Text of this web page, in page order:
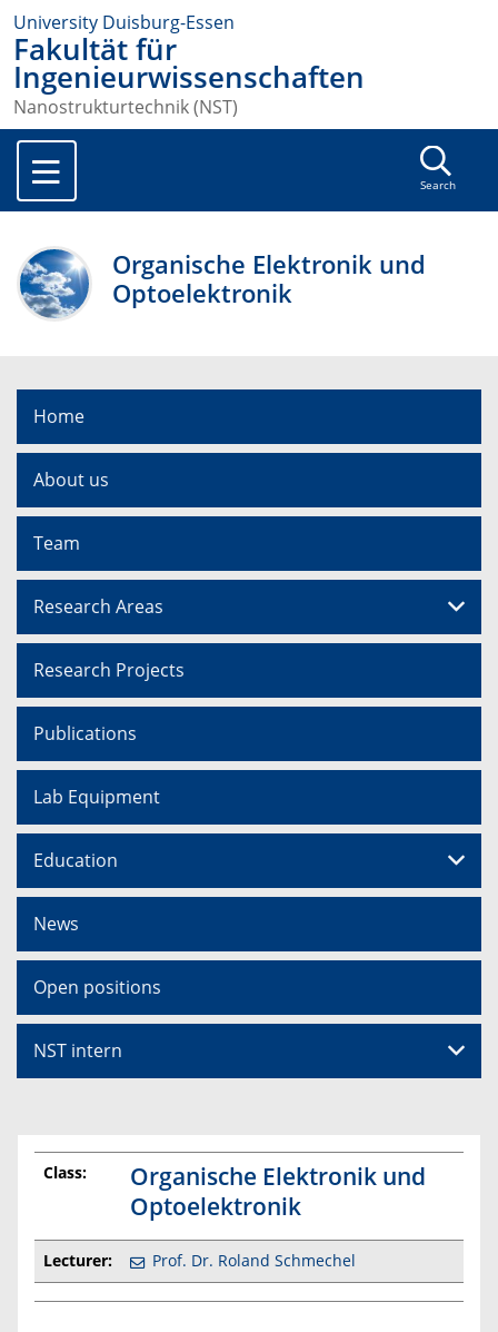
University Duisburg-Essen
Fakultät für
Ingenieurwissenschaften
Nanostrukturtechnik (NST)
Search
Organische Elektronik und
Optoelektronik
Home
About us
Team
Research Areas
Research Projects
Publications
Lab Equipment
Education
News
Open positions
NST intern
Class:
Organische Elektronik und
Optoelektronik
Lecturer: Prof. Dr. Roland Schmechel